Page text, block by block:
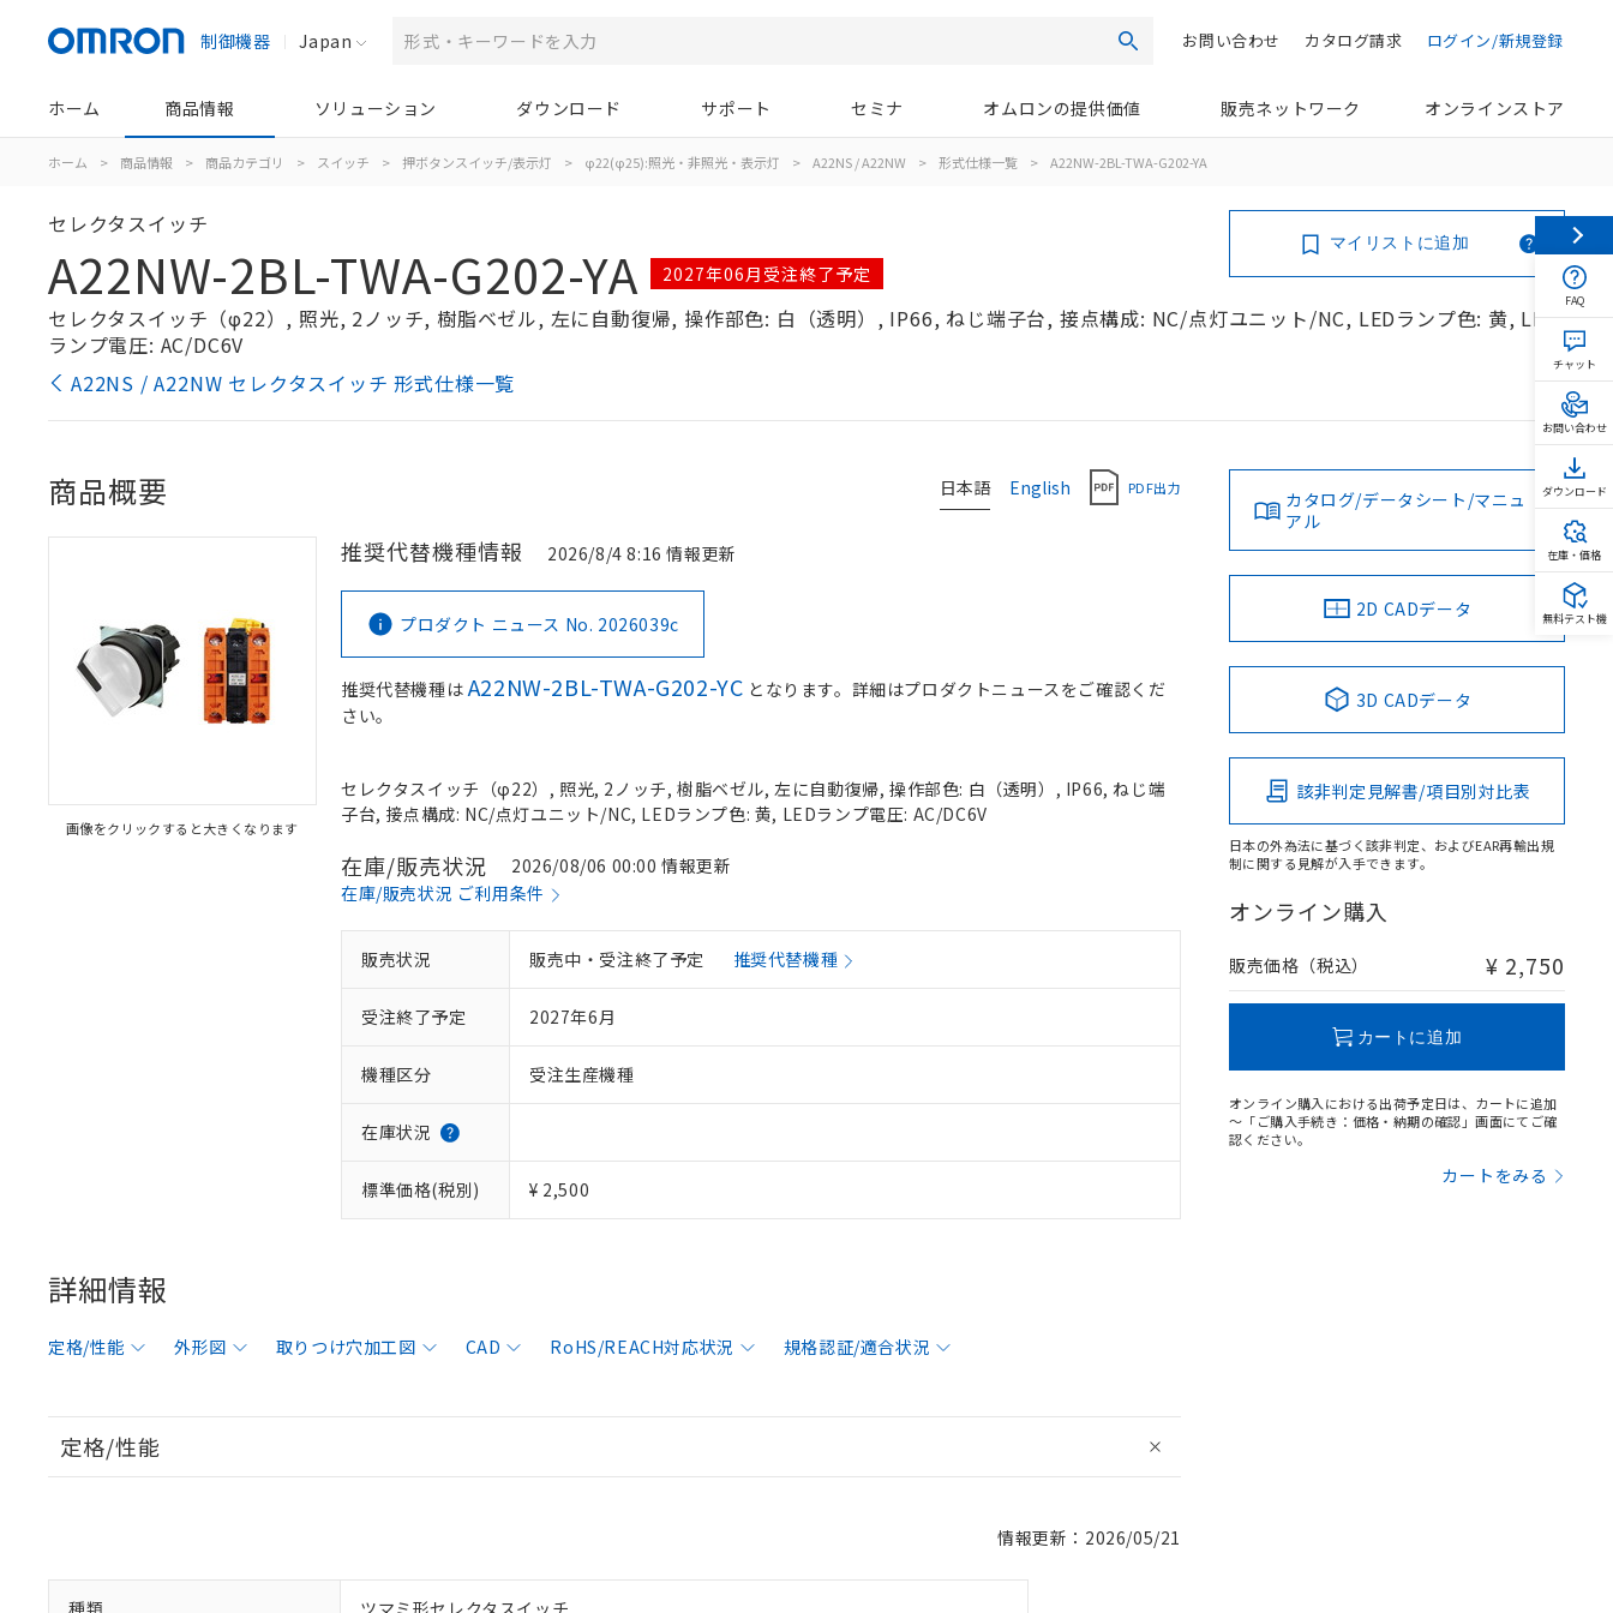
制御機器 Japan 検索 ログイン/新規登録
カタログ請求
お問い合わせ
ホーム 商品情報 ソリューション ダウンロード サポート セミナ オムロンの提供価値 販売ネットワーク オンラインストア
ホーム > 商品情報 > 商品カテゴリ > スイッチ > 押ボタンスイッチ/表示灯 > φ22(φ25):照光・非照光・表示灯 > A22NS / A22NW > 形式仕様一覧 > A22NW-2BL-TWA-G202-YA
セレクタスイッチ
A22NW-2BL-TWA-G202-YA 2027年06月受注終了予定
セレクタスイッチ（φ22）, 照光, 2ノッチ, 樹脂ベゼル, 左に自動復帰, 操作部色: 白（透明）, IP66, ねじ端子台, 接点構成: NC/点灯ユニット/NC, LEDランプ色: 黄, LED
ランプ電圧: AC/DC6V
A22NS / A22NW セレクタスイッチ 形式仕様一覧
マイリストに追加
日本語 English PDF出力
商品概要
画像をクリックすると大きくなります
推奨代替機種情報 2026/8/4 8:16 情報更新
プロダクト ニュース No. 2026039c
推奨代替機種はA22NW-2BL-TWA-G202-YC となります。詳細はプロダクトニュースをご確認くだ
さい。
セレクタスイッチ（φ22）, 照光, 2ノッチ, 樹脂ベゼル, 左に自動復帰, 操作部色: 白（透明）, IP66, ねじ端
子台, 接点構成: NC/点灯ユニット/NC, LEDランプ色: 黄, LEDランプ電圧: AC/DC6V
在庫/販売状況
2026/08/06 00:00 情報更新
在庫/販売状況 ご利用条件
販売状況 販売中・受注終了予定 推奨代替機種
受注終了予定 2027年6月
機種区分 受注生産機種
在庫状況
標準価格(税別) ¥ 2,500
詳細情報
定格/性能 外形図 取りつけ穴加工図 CAD RoHS/REACH対応状況 規格認証/適合状況
定格/性能
情報更新：2026/05/21
種類 ツマミ形セレクタスイッチ
カタログ/データシート/マニュ
アル
2D CADデータ
3D CADデータ
該非判定見解書/項目別対比表
日本の外為法に基づく該非判定、およびEAR再輸出規
制に関する見解が入手できます。
オンライン購入
販売価格（税込） ¥ 2,750
カートに追加
オンライン購入における出荷予定日は、カートに追加
～「ご購入手続き：価格・納期の確認」画面にてご確
認ください。
カートをみる
FAQ
チャット
お問い合わせ
ダウンロード
在庫・価格
無料テスト機